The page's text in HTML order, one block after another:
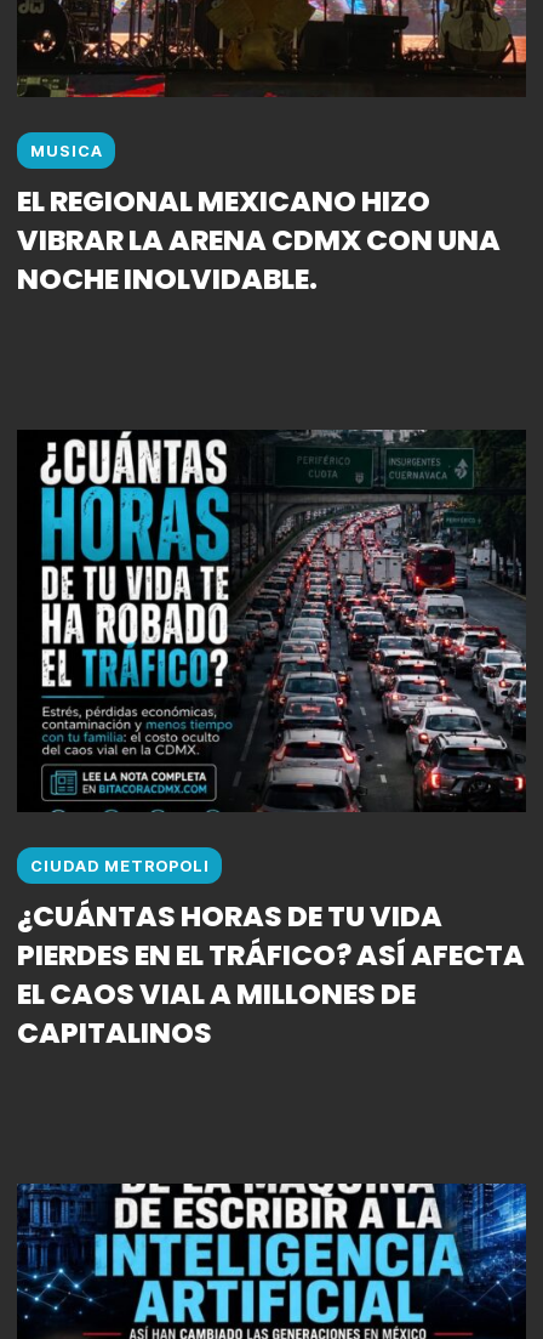
MUSICA
EL REGIONAL MEXICANO HIZO
VIBRAR LA ARENA CDMX CON UNA
NOCHE INOLVIDABLE.
CIUDAD METROPOLI
¿CUÁNTAS HORAS DE TU VIDA
PIERDES EN EL TRÁFICO? ASÍ AFECTA
EL CAOS VIAL A MILLONES DE
CAPITALINOS